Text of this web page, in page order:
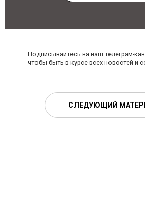
Подписывайтесь на наш телеграм-
чтобы быть в курсе всех новостей и
СЛЕДУЮЩИЙ